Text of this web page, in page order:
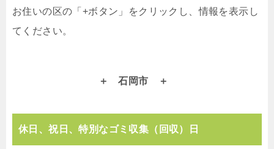
お住いの区の「+ボタン」をクリックし、情報を表示し
てください。
石岡市
休日、祝日、特別なゴミ収集（回収）日